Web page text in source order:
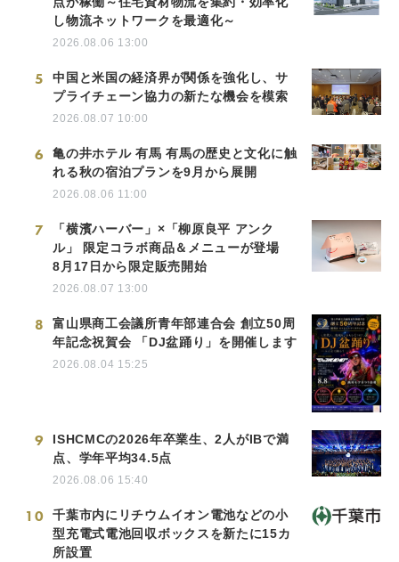
し物流ネットワークを最適化～
2026.08.06 13:00
5
中国と米国の経済界が関係を強化し、サ
プライチェーン協力の新たな機会を模索
2026.08.07 10:00
6
亀の井ホテル 有馬 有馬の歴史と文化に触
れる秋の宿泊プランを9月から展開
2026.08.06 11:00
7
「横濱ハーバー」×「柳原良平 アンク
ル」 限定コラボ商品＆メニューが登場
8月17日から限定販売開始
2026.08.07 13:00
8
富山県商工会議所青年部連合会 創立50周
年記念祝賀会 「DJ盆踊り」を開催します
2026.08.04 15:25
9
ISHCMCの2026年卒業生、2人がIBで満
点、学年平均34.5点
2026.08.06 15:40
10
千葉市内にリチウムイオン電池などの小
型充電式電池回収ボックスを新たに15カ
所設置